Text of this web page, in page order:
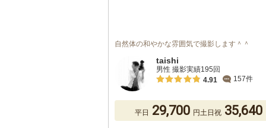
自然体の和やかな雰囲気で撮影します＾＾
taishi
男性 撮影実績195回
4.91
157件
平日 29,700 円土日祝 35,640